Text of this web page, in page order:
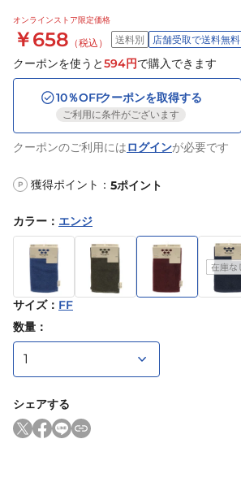
オンラインストア限定価格
￥658 （税込） 送料別 店舗受取で送料無料
クーポンを使うと594円で購入できます
10％OFFクーポンを取得する
ご利用に条件がございます
クーポンのご利用にはログインが必要です
P 獲得ポイント： 5ポイント
カラー ： エンジ
サイズ： FF
数量：
シェアする